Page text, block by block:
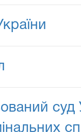
суд